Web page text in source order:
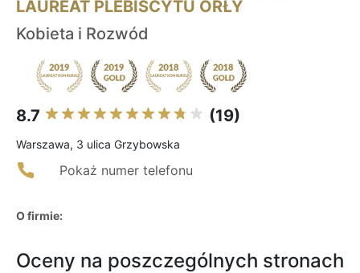
LAUREAT PLEBISCYTU ORŁY
Kobieta i Rozwód
8.7 (19)
Warszawa, 3 ulica Grzybowska
Pokaż numer telefonu
O firmie:
Oceny na poszczególnych stronach